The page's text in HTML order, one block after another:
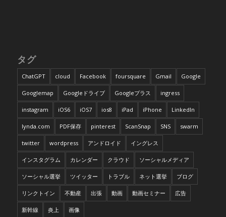
タグ
ChatGPT cloud Facebook foursquare Gmail Google
Googlemap Googleドライブ Googleプラス ingress
instagram iOS6 iOS7 ios8 iPad iPhone LinkedIn
lynda.com PDF保存 pinterest ScanSnap SNS swarm
twitter wordpress アンドロイド イングレス
インスタグラム カレンダー クラウド ソーシャルメディア
ソーシャル選挙 ツイッター トラブル ネット選挙 ブログ
リンクトイン 不動産 出張 動画 動画セミナー 広告
新幹線 炎上 画像